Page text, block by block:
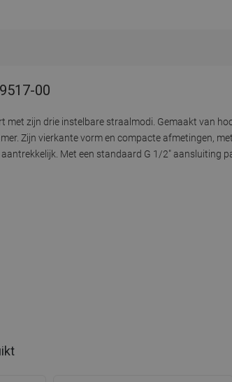
00
met zijn drie instelbare straalmodi. Gemaakt van
Zijn vierkante vorm en compacte afmetingen,
Met een standaard G 1/2" aansluiting